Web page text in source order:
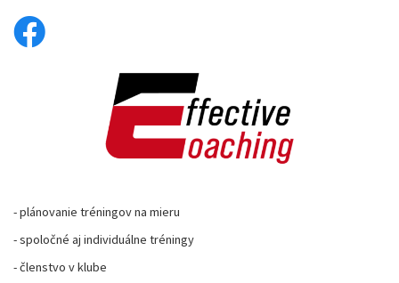
- plánovanie tréningov na mieru
- spoločné aj individuálne tréningy
- členstvo v klube